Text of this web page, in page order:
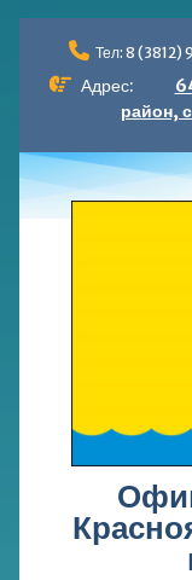
содержимому
Тел: 8 (3812)
Адрес:
район,